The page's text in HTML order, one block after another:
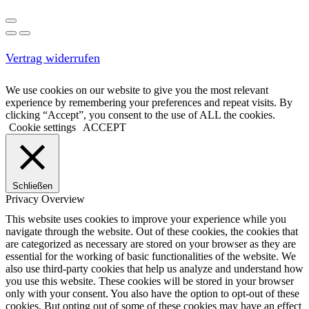
Vertrag widerrufen
We use cookies on our website to give you the most relevant
experience by remembering your preferences and repeat visits. By
clicking “Accept”, you consent to the use of ALL the cookies.
Cookie settings
ACCEPT
Schließen
Privacy Overview
This website uses cookies to improve your experience while you
navigate through the website. Out of these cookies, the cookies that
are categorized as necessary are stored on your browser as they are
essential for the working of basic functionalities of the website. We
also use third-party cookies that help us analyze and understand how
you use this website. These cookies will be stored in your browser
only with your consent. You also have the option to opt-out of these
cookies. But opting out of some of these cookies may have an effect